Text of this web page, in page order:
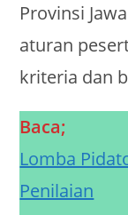
Provinsi
aturan
kriteria dan
Baca;
Lomba
Penilaian